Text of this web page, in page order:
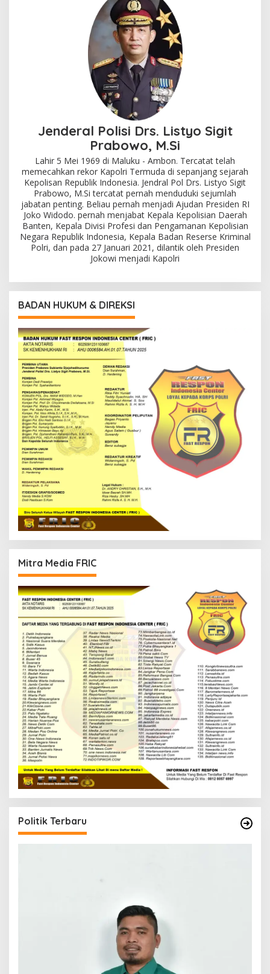
Jenderal Polisi Drs. Listyo Sigit
Prabowo, M.Si
Lahir 5 Mei 1969 di Maluku - Ambon. Tercatat telah
memecahkan rekor Kapolri Termuda di sepanjang sejarah
Kepolisan Republik Indonesia. Jendral Pol Drs. Listyo Sigit
Prabowo, M.Si tercatat pernah menduduki sejumlah
jabatan penting. Beliau pernah menjadi Ajudan Presiden RI
Joko Widodo. pernah menjabat Kepala Kepolisian Daerah
Banten, Kepala Divisi Profesi dan Pengamanan Kepolisian
Negara Republik Indonesia, Kepala Badan Reserse Kriminal
Polri, dan pada 27 Januari 2021, dilantik oleh Presiden
Jokowi menjadi Kapolri
BADAN HUKUM & DIREKSI
Mitra Media FRIC
Politik Terbaru